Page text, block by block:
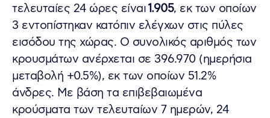
τελευταίες 24 ώρες είναι1.905, εκ των οποίων
3 εντοπίστηκαν κατόπιν ελέγχων στις πύλες
εισόδου της χώρας. Ο συνολικός αριθμός των
κρουσμάτων ανέρχεται σε 396.970 (ημερήσια
μεταβολή +0.5%), εκ των οποίων 51.2%
άνδρες. Με βάση τα επιβεβαιωμένα
κρούσματα των τελευταίων 7 ημερών, 24